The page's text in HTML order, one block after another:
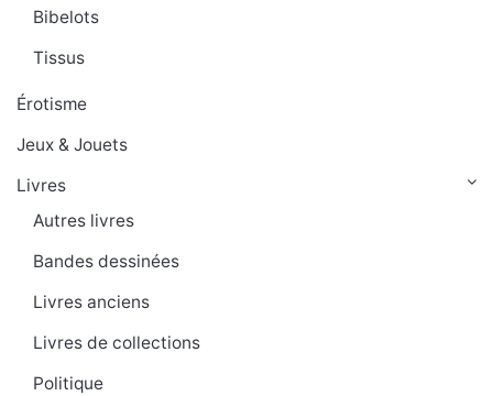
Bibelots
Tissus
Érotisme
Jeux & Jouets
Livres
Autres livres
Bandes dessinées
Livres anciens
Livres de collections
Politique